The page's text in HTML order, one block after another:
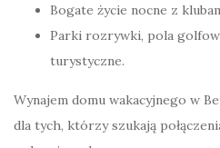
Bogate życie nocne z
Parki rozrywki, pola
turystyczne.
Wynajem domu wakacyjnego w
dla tych, którzy szukają